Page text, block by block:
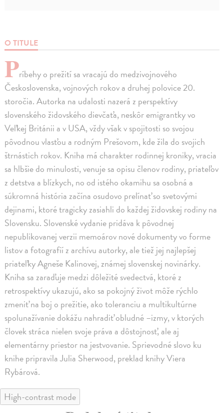
O TITULE
Príbehy o prežití sa vracajú do medzivojnového
Československa, vojnových rokov a druhej polovice 20.
storočia. Autorka na udalosti nazerá z perspektívy
slovenského židovského dievčaťa, neskôr emigrantky vo
Veľkej Británii a v USA, vždy však v spojitosti so svojou
pôvodnou vlasťou a rodným Prešovom, kde žila do svojich
štrnástich rokov. Kniha má charakter rodinnej kroniky, vracia
sa hlbšie do minulosti, venuje sa opisu členov rodiny, priateľov
z detstva a blízkych, no od istého okamihu sa osobná a
súkromná história začína osudovo prelínať so svetovými
dejinami, ktoré tragicky zasiahli do každej židovskej rodiny na
Slovensku. Slovenské vydanie pridáva k pôvodnej
nepublikovanej verzii memoárov nové dokumenty vo forme
listov a fotografií z archívu autorky, ale tiež jej najlepšej
priateľky Agneše Kalinovej, známej slovenskej novinárky.
Kniha sa zaraďuje medzi dôležité svedectvá, ktoré z
retrospektívy ukazujú, ako sa pokojný život môže rýchlo
zmeniť na boj o prežitie, ako toleranciu a multikultúrne
spolunažívanie dokážu nahradiť obludné –izmy, v ktorých
človek stráca nielen svoje práva a dôstojnosť, ale aj
elementárny priestor na jestvovanie. Sprievodné slovo ku
knihe pripravila Julia Sherwood, preklad knihy Viera
Rybárová.
High-contrast mode